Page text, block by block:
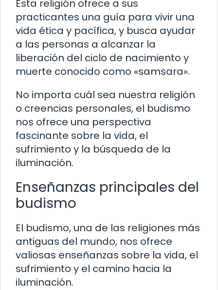
Esta religión ofrece a sus
practicantes una guía para vivir una
vida ética y pacífica, y busca ayudar
a las personas a alcanzar la
liberación del ciclo de nacimiento y
muerte conocido como «samsara».
No importa cuál sea nuestra religión
o creencias personales, el budismo
nos ofrece una perspectiva
fascinante sobre la vida, el
sufrimiento y la búsqueda de la
iluminación.
Enseñanzas principales del
budismo
El budismo, una de las religiones más
antiguas del mundo, nos ofrece
valiosas enseñanzas sobre la vida, el
sufrimiento y el camino hacia la
iluminación.